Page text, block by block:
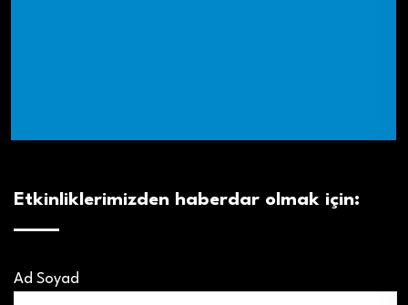
Etkinliklerimizden haberdar olmak için:
Ad Soyad